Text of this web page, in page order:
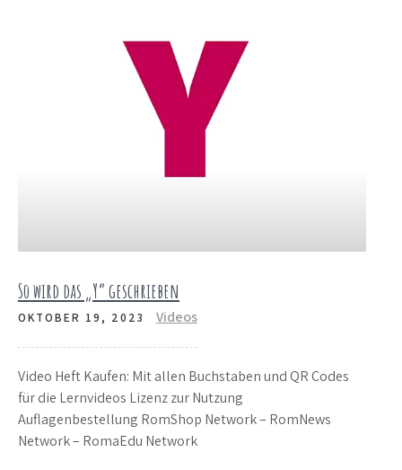
So wird das „Y“ geschrieben
OKTOBER 19, 2023 Videos
Video Heft Kaufen: Mit allen Buchstaben und QR Codes
für die Lernvideos Lizenz zur Nutzung
Auflagenbestellung RomShop Network – RomNews
Network – RomaEdu Network